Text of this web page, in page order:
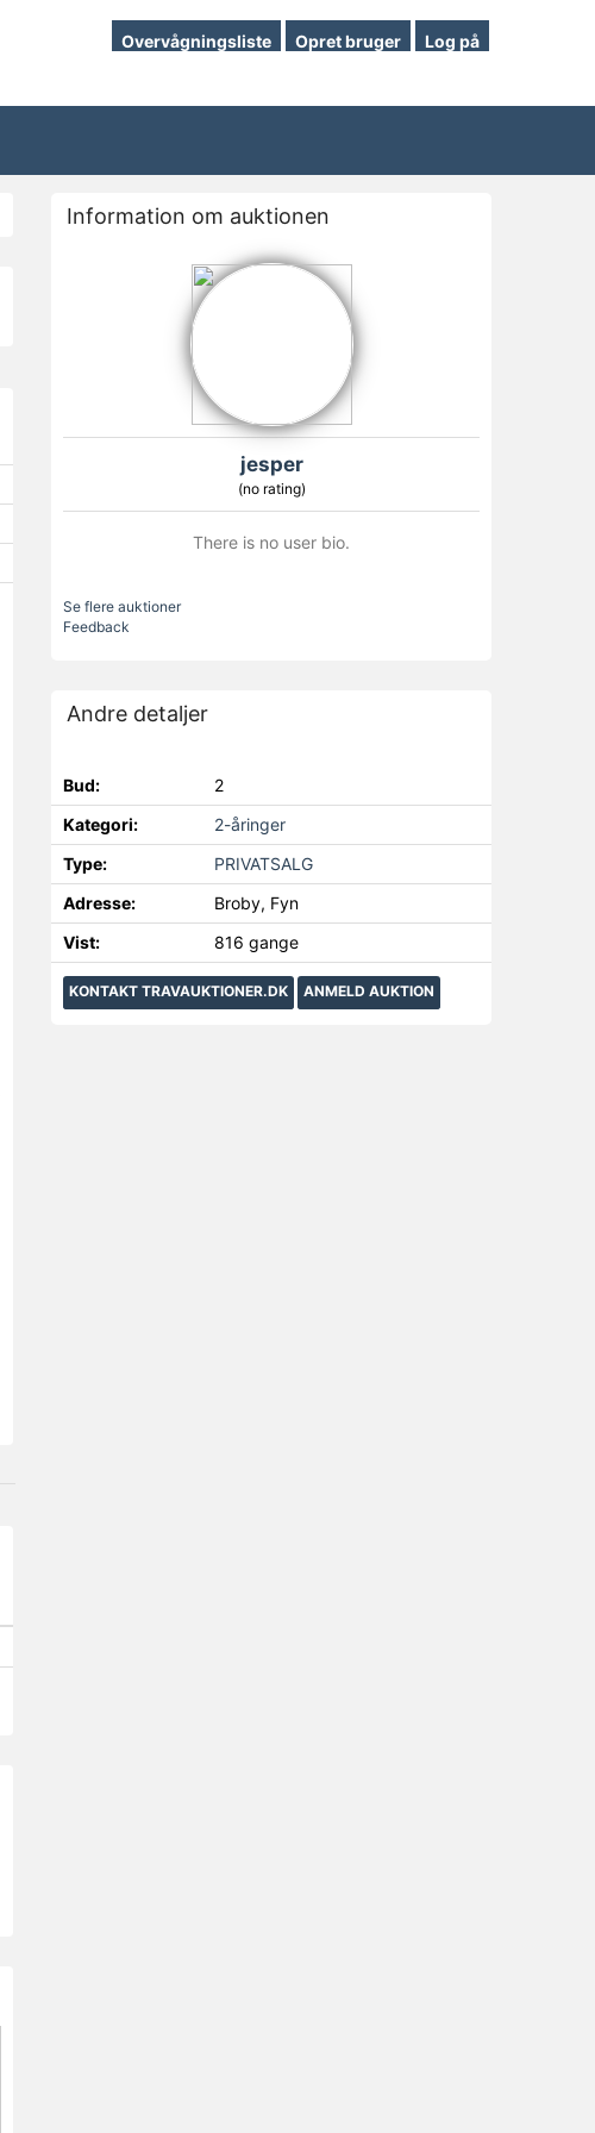
Overvågningsliste Opret bruger Log på
Information om auktionen
jesper
(no rating)
There is no user bio.
Se flere auktioner
Feedback
Andre detaljer
Bud:
2
Kategori:
2-åringer
Type:
PRIVATSALG
Adresse:
Broby, Fyn
Vist:
816 gange
KONTAKT TRAVAUKTIONER.DK ANMELD AUKTION